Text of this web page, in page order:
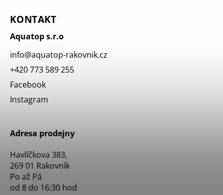
KONTAKT
Aquatop s.r.o
info@aquatop-rakovnik.cz
+420 773 589 255
Facebook
Instagram
Adresa prodejny
Havlíčkova 383,
269 01 Rakovník
Po až Pá
od 8 do 16:30 hod